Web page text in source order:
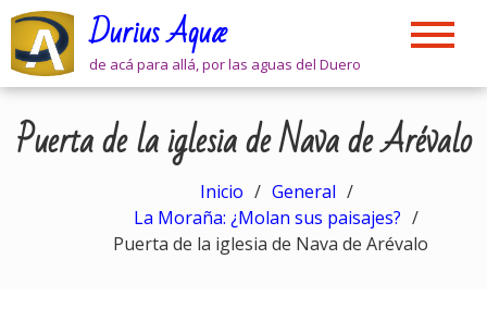
Skip
content
Durius Aquæ
de acá para allá, por las aguas del Duero
Puerta de la iglesia de Nava de Arévalo
Inicio
General
La Moraña: ¿Molan sus paisajes?
Puerta de la iglesia de Nava de Arévalo